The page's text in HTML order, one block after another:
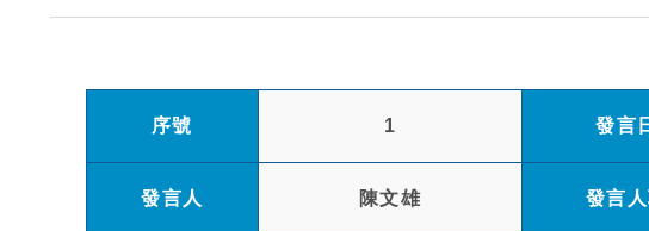
序號 1 發言
發言人 陳文雄 發言